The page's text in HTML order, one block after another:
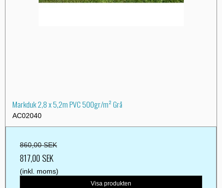
Markduk 2,8 x 5,2m PVC 500gr/m² Grå
AC02040
860,00 SEK
817,00 SEK
(inkl. moms)
Visa produkten